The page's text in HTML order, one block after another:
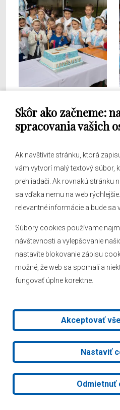
Skôr ako začneme:
spracovania vašich
Ak navštívite stránku, ktorá
vám vytvorí malý textový súbor,
prehliadači. Ak rovnakú stránku
sa vďaka nemu na web
relevantné informácie a bude sa
Súbory cookies používame
návštevnosti a vylepšovanie
nastavíte blokovanie zápisu
možné, že web sa spomalí a
fungovať úplne korektne.
Akceptovať
Nastaviť
Odmietnuť
ÚRADNÉ HODINY
Utorok
08:00 -
Streda
Piatok
08:00 -
ÚRADNÉ HODINY